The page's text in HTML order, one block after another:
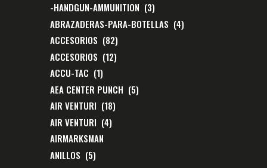
-HANDGUN-AMMUNITION (3)
ABRAZADERAS-PARA-BOTELLAS (4)
ACCESORIOS (82)
ACCESORIOS (12)
ACCU-TAC (1)
AEA CENTER PUNCH (5)
AIR VENTURI (18)
AIR VENTURI (4)
AIRMARKSMAN
ANILLOS (5)